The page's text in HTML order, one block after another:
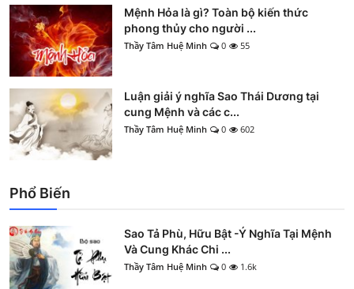
Mệnh Hỏa là gì? Toàn bộ kiến thức
phong thủy cho người ...
Thầy Tâm Huệ Minh 0 55
Luận giải ý nghĩa Sao Thái Dương tại
cung Mệnh và các c...
Thầy Tâm Huệ Minh 0 602
Phổ Biến
Sao Tả Phù, Hữu Bật -Ý Nghĩa Tại Mệnh
Và Cung Khác Chi ...
Thầy Tâm Huệ Minh 0 1.6k